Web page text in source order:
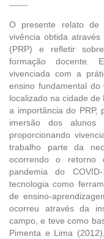
O presente relato de
vivência obtida
(PRP) e refletir
formação docente.
vivenciada com a
ensino fundamental do
localizado na cidade
a importância do PRP,
imersão dos alunos
proporcionando
trabalho parte da
ocorrendo o retorno
pandemia do
tecnologia como
de ensino-
ocorreu através da
campo, e teve como
Pimenta e Lima